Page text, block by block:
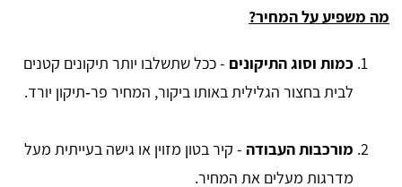
מה משפיע על המחיר?
כמות וסוג התיקונים - ככל שתשלבו יותר תיקונים קטנים
לבית בחצור הגלילית באותו ביקור, המחיר פר‑תיקון יורד.
מורכבות העבודה - קיר בטון מזוין או גישה בעייתית מעל
מדרגות מעלים את המחיר.